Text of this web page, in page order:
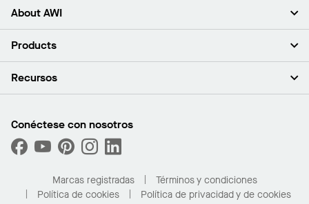
About AWI
Acerca de nosotros
Sala de prensa
¿Cuáles son mis opciones de compra?
Products
Plafones
Capacidades personalizadas
Desempeño
Recursos
Buscar un distribuidor
Solicitar muestras
Compre en línea con Kanopi
Para el hogar
Conéctese con nosotros
Marcas registradas
Términos y condiciones
Política de cookies
Política de privacidad y de cookies